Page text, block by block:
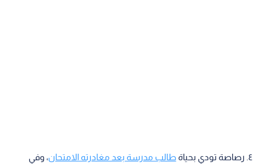
٤. رصاصة تودي بحياة طالب مدرسة بعد مغادرته الامتحان، وفي